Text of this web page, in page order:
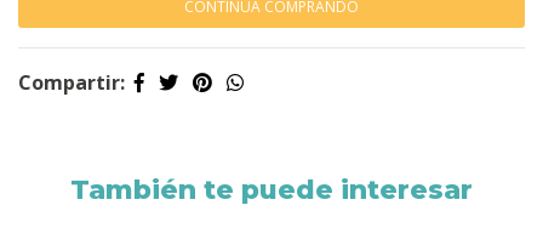
CONTINÚA COMPRANDO
Compartir:
También te puede interesar